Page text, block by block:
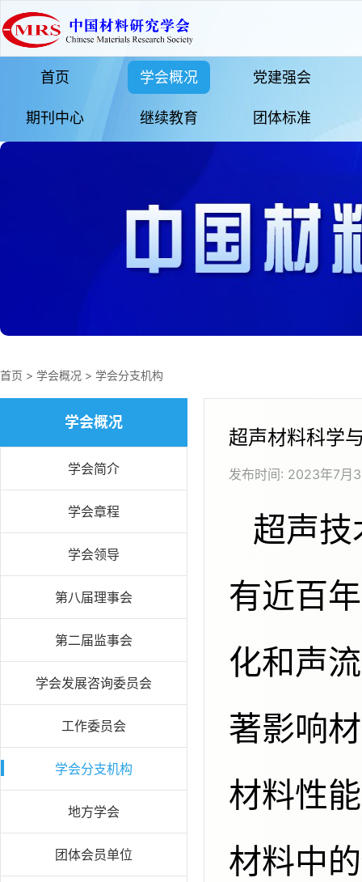
首页 学会概况 党建强会
期刊中心 继续教育 团体标准
首页 > 学会概况 > 学会分支机构
学会概况
学会简介
学会章程
学会领导
第八届理事会
第二届监事会
学会发展咨询委员会
工作委员会
学会分支机构
地方学会
团体会员单位
超声材料科学
发布时间: 2023年7月
超声技术与材料科学的交叉研究已
有近百
化和声
著影响
材料性
材料中